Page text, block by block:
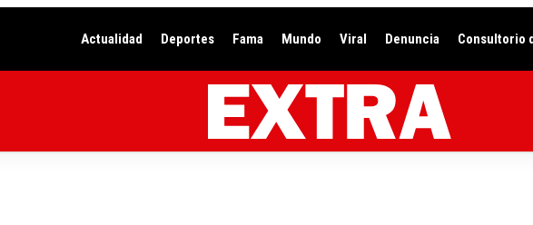
Actualidad Deportes Fama Mundo Viral Denuncia Consultorio